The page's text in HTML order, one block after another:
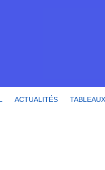
ACTUALITÉS